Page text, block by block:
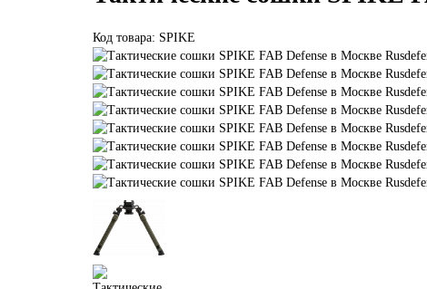
Код товара: SPIKE